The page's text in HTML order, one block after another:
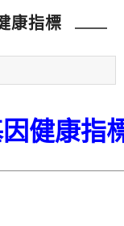
康指標
健康指